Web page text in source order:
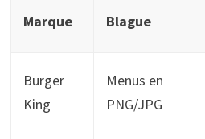
Marque Blague
Burger
King
Menus en
PNG/JPG